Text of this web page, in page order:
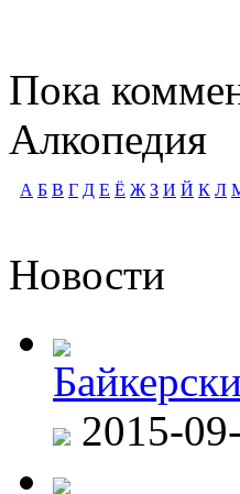
Пока
Алкопедия
А Б В Г Д Е Ё Ж З И Й К Л
Новости
2015-